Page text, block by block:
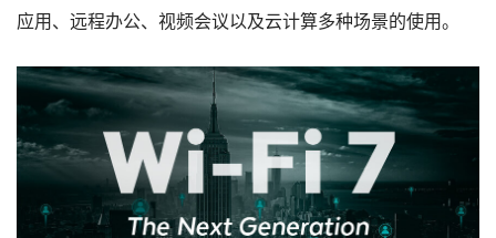
应用、远程办公、视频会议以及云计算多种场景的使用。